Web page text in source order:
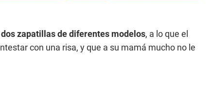
zapatillas de diferentes modelos, a lo que el
con una risa, y que a su mamá mucho no le